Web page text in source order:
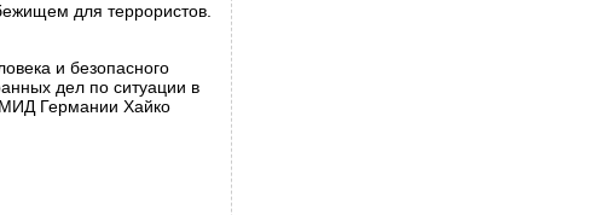
для террористов.
и безопасного
дел по ситуации в
МИД Германии Хайко